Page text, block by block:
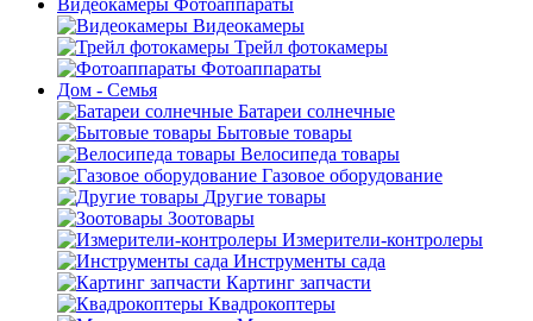
Видеокамеры Фотоаппараты
Видеокамеры
Трейл фотокамеры
Фотоаппараты
Дом - Семья
Батареи солнечные
Бытовые товары
Велосипеда товары
Газовое оборудование
Другие товары
Зоотовары
Измерители-контролеры
Инструменты сада
Картинг запчасти
Квадрокоптеры